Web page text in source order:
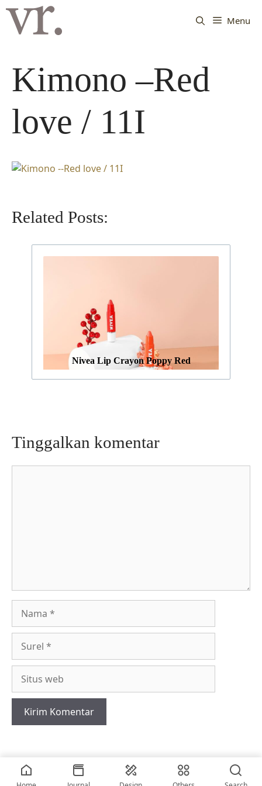
Langsung
Menu
Kimono –Red
love / 11I
Related Posts:
Nivea Lip Crayon Poppy Red
Tinggalkan komentar
web
2026 • © vriskerusniko